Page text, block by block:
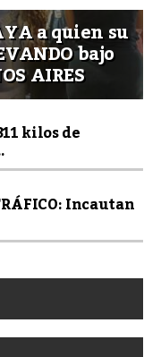
a quien su
bajo
AIRES
kilos de
Incautan